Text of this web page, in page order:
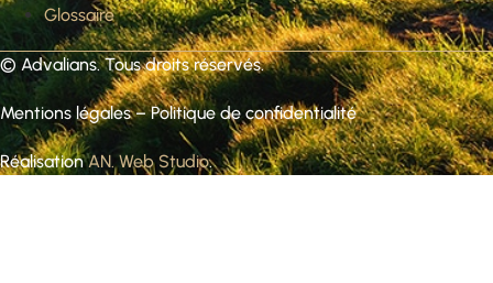
Glossaire
© Advalians. Tous droits réservés.
Mentions légales–Politique de confidentialité
RéalisationAN. Web Studio.